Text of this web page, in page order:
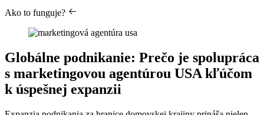
Ako to funguje?
Globálne podnikanie: Prečo je spolupráca
s marketingovou agentúrou USA kľúčom
k úspešnej expanzii